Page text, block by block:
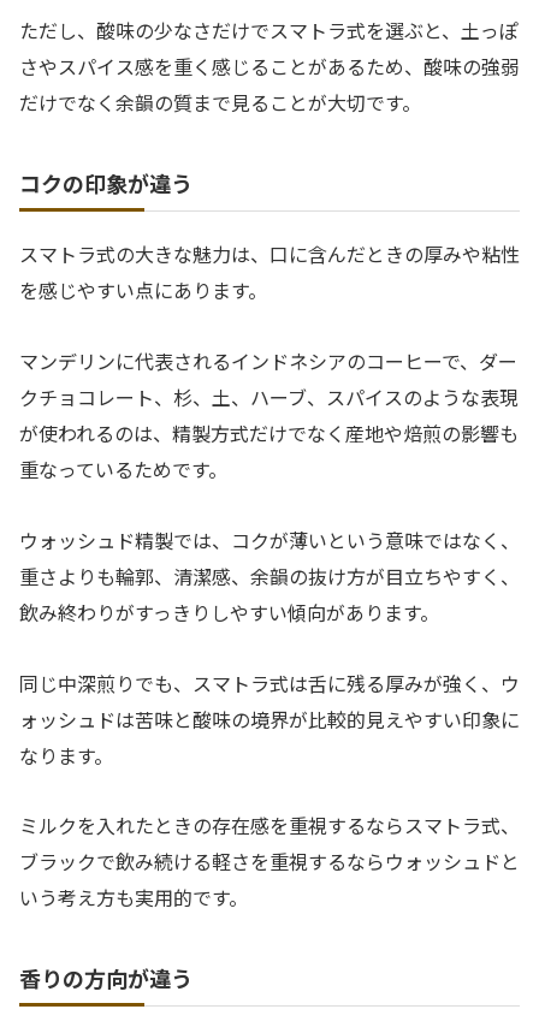
ただし、酸味の少なさだけでスマトラ式を選ぶと、土っぽ
さやスパイス感を重く感じることがあるため、酸味の強弱
だけでなく余韻の質まで見ることが大切です。
コクの印象が違う
スマトラ式の大きな魅力は、口に含んだときの厚みや粘性
を感じやすい点にあります。
マンデリンに代表されるインドネシアのコーヒーで、ダー
クチョコレート、杉、土、ハーブ、スパイスのような表現
が使われるのは、精製方式だけでなく産地や焙煎の影響も
重なっているためです。
ウォッシュド精製では、コクが薄いという意味ではなく、
重さよりも輪郭、清潔感、余韻の抜け方が目立ちやすく、
飲み終わりがすっきりしやすい傾向があります。
同じ中深煎りでも、スマトラ式は舌に残る厚みが強く、ウ
ォッシュドは苦味と酸味の境界が比較的見えやすい印象に
なります。
ミルクを入れたときの存在感を重視するならスマトラ式、
ブラックで飲み続ける軽さを重視するならウォッシュドと
いう考え方も実用的です。
香りの方向が違う